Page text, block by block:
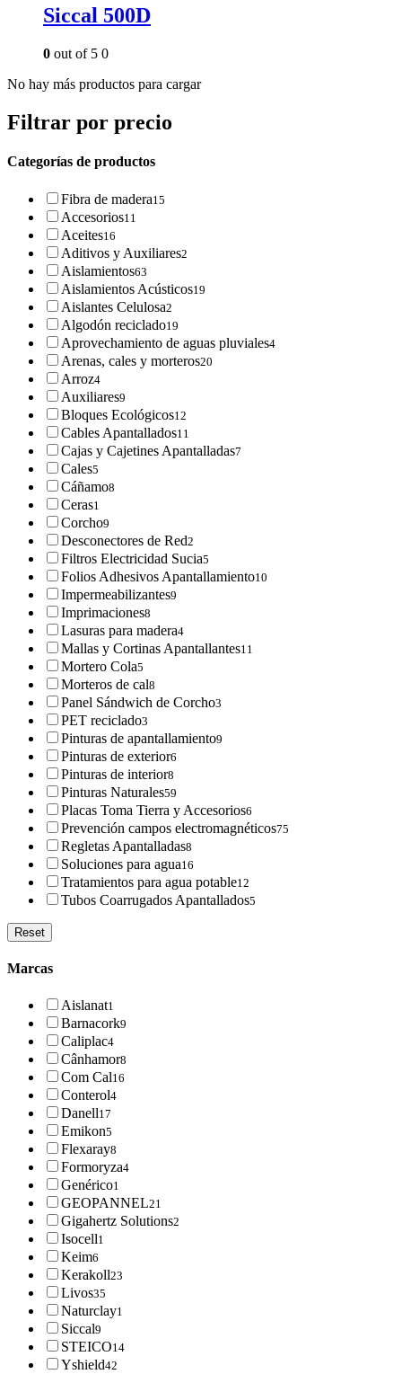
Siccal 500D
0 out of 5 0
No hay más productos para cargar
Filtrar por precio
Categorías de productos
Fibra de madera15
Accesorios11
Aceites16
Aditivos y Auxiliares2
Aislamientos63
Aislamientos Acústicos19
Aislantes Celulosa2
Algodón reciclado19
Aprovechamiento de aguas pluviales4
Arenas, cales y morteros20
Arroz4
Auxiliares9
Bloques Ecológicos12
Cables Apantallados11
Cajas y Cajetines Apantalladas7
Cales5
Cáñamo8
Ceras1
Corcho9
Desconectores de Red2
Filtros Electricidad Sucia5
Folios Adhesivos Apantallamiento10
Impermeabilizantes9
Imprimaciones8
Lasuras para madera4
Mallas y Cortinas Apantallantes11
Mortero Cola5
Morteros de cal8
Panel Sándwich de Corcho3
PET reciclado3
Pinturas de apantallamiento9
Pinturas de exterior6
Pinturas de interior8
Pinturas Naturales59
Placas Toma Tierra y Accesorios6
Prevención campos electromagnéticos75
Regletas Apantalladas8
Soluciones para agua16
Tratamientos para agua potable12
Tubos Coarrugados Apantallados5
Reset
Marcas
Aislanat1
Barnacork9
Caliplac4
Cânhamor8
Com Cal16
Conterol4
Danell17
Emikon5
Flexaray8
Formoryza4
Genérico1
GEOPANNEL21
Gigahertz Solutions2
Isocell1
Keim6
Kerakoll23
Livos35
Naturclay1
Siccal9
STEICO14
Yshield42